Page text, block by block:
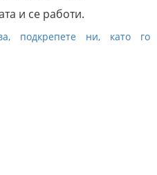
и се работи.
подкрепете ни, като го